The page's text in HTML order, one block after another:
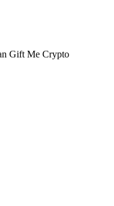
Gift Me Crypto